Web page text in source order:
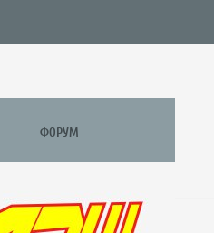
ФОРУМ